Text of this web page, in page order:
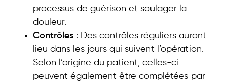
processus de guérison et soulager la
douleur.
Contrôles : Des contrôles réguliers auront
lieu dans les jours qui suivent l’opération.
Selon l’origine du patient, celles-ci
peuvent également être complétées par